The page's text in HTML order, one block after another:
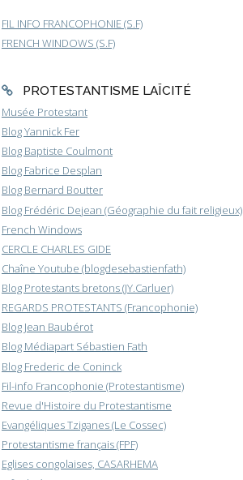
FIL INFO FRANCOPHONIE (S.F)
FRENCH WINDOWS (S.F)
PROTESTANTISME LAÏCITÉ
Musée Protestant
Blog Yannick Fer
Blog Baptiste Coulmont
Blog Fabrice Desplan
Blog Bernard Boutter
Blog Frédéric Dejean (Géographie du fait religieux)
French Windows
CERCLE CHARLES GIDE
Chaîne Youtube (blogdesebastienfath)
Blog Protestants bretons (JY.Carluer)
REGARDS PROTESTANTS (Francophonie)
Blog Jean Baubérot
Blog Médiapart Sébastien Fath
Blog Frederic de Coninck
Fil-info Francophonie (Protestantisme)
Revue d'Histoire du Protestantisme
Evangéliques Tziganes (Le Cossec)
Protestantisme français (FPF)
Eglises congolaises, CASARHEMA